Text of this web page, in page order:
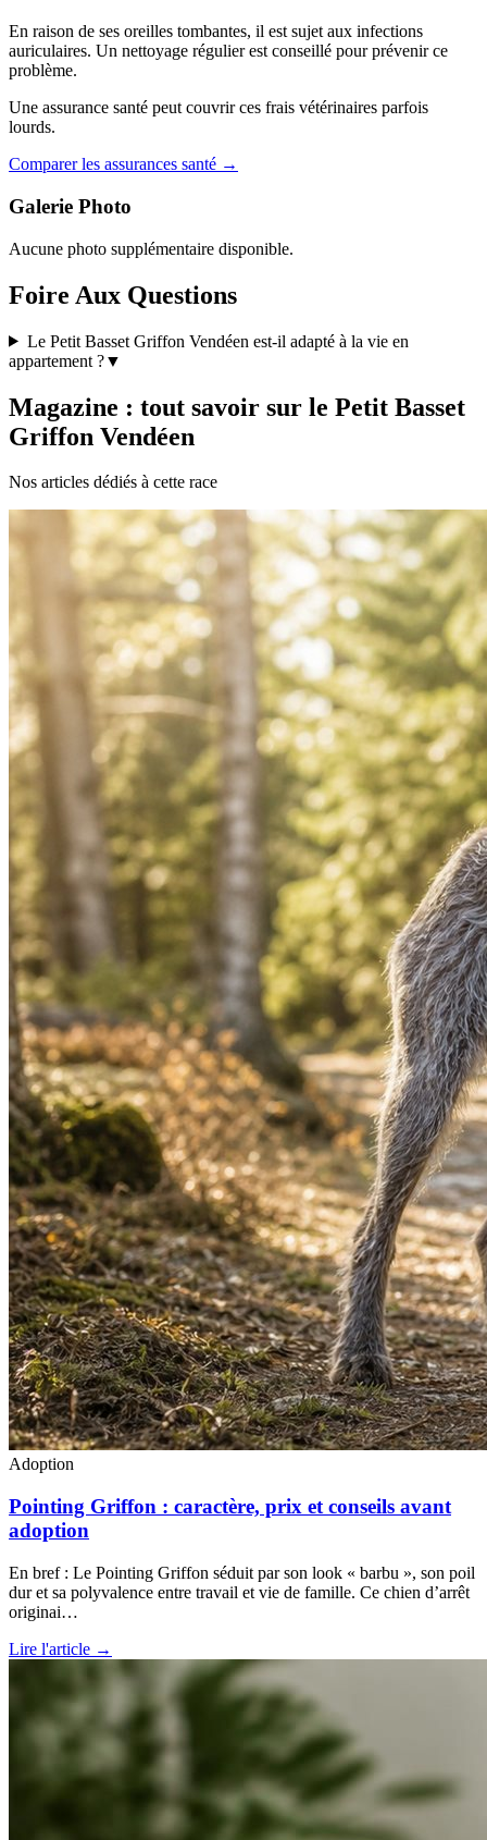
En raison de ses oreilles tombantes, il est sujet aux infections
auriculaires. Un nettoyage régulier est conseillé pour prévenir ce
problème.
Une assurance santé peut couvrir ces frais vétérinaires parfois
lourds.
Comparer les assurances santé →
Galerie Photo
Aucune photo supplémentaire disponible.
Foire Aux Questions
Le Petit Basset Griffon Vendéen est-il adapté à la vie en
appartement ?▼
Magazine : tout savoir sur le Petit Basset
Griffon Vendéen
Nos articles dédiés à cette race
Adoption
Pointing Griffon : caractère, prix et conseils avant
adoption
En bref : Le Pointing Griffon séduit par son look « barbu », son poil
dur et sa polyvalence entre travail et vie de famille. Ce chien d’arrêt
originai…
Lire l'article →